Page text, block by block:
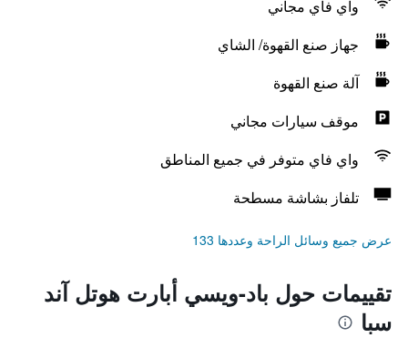
واي فاي مجاني
جهاز صنع القهوة/ الشاي
آلة صنع القهوة
موقف سيارات مجاني
واي فاي متوفر في جميع المناطق
تلفاز بشاشة مسطحة
عرض جميع وسائل الراحة وعددها 133
تقييمات حول باد-ويسي أبارت هوتل آند
سبا